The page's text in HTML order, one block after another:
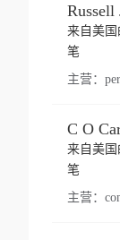
来自美
笔
主营：
C O
来自美
笔
主营：